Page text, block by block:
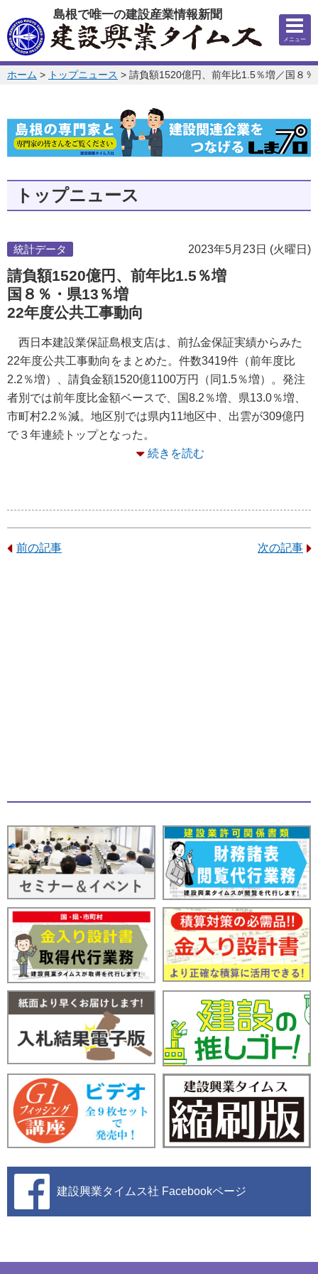
このページの本文へ
島根で唯一の建設産業情報新聞
メニュー
このページの位置:
ホーム > トップニュース > 請負額1520億円、前年比1.5％増／国８
トップニュース
2023年5月23日 (火曜日)
統計データ
請負額1520億円、前年比1.5％増
国８％・県13％増
22年度公共工事動向
西日本建設業保証島根支店は、前払金保証実績からみた
22年度公共工事動向をまとめた。件数3419件（前年度比
2.2％増）、請負金額1520億1100万円（同1.5％増）。発注
者別では前年度比金額ベースで、国8.2％増、県13.0％増、
市町村2.2％減。地区別では県内11地区中、出雲が309億円
で３年連続トップとなった。
続きを読む
前の記事 次の記事
建設興業タイムス社 Facebookページ